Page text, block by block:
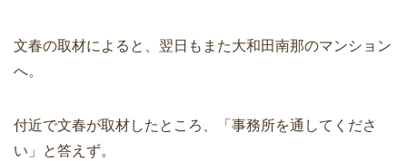
文春の取材によると、翌日もまた大和田南那のマンション
へ。
付近で文春が取材したところ、「事務所を通してくださ
い」と答えず。